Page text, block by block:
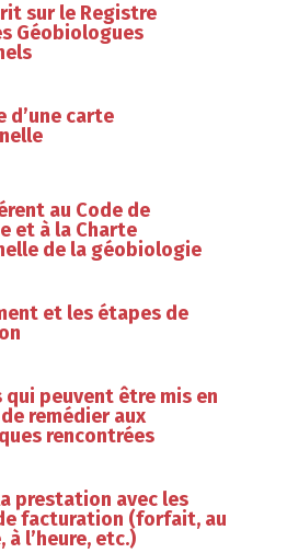
sur le Registre
Géobiologues
d’une carte
au Code de
et à la Charte
de la géobiologie
et les étapes de
qui peuvent être mis en
remédier aux
rencontrées
prestation avec les
facturation (forfait, au
à l’heure, etc.)